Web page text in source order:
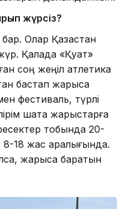
жүрсіз?
Олар Қазақстан
Қалада «Қуат»
соң жеңіл атлетика
бастап жарысқа
фестиваль, түрлі
шақта жарыстарға
тобында 20-
18 жас аралығында.
жарысқа баратын